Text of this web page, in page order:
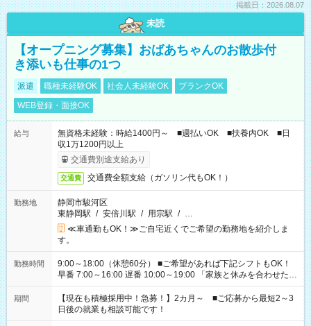
掲載日：2026.08.07
未読
【オープニング募集】おばあちゃんのお散歩付
き添いも仕事の1つ
派遣 職種未経験OK 社会人未経験OK
ブランクOK
WEB登録・面接OK
給与
無資格未経験：時給1400円～ ■週払いOK ■扶養内OK ■日
収1万1200円以上
交通費別途支給あり
交通費 交通費全額支給（ガソリン代もOK！）
勤務地
静岡市駿河区
東静岡駅 / 安倍川駅 / 用宗駅 / …
≪車通勤もOK！≫ご自宅近くでご希望の勤務地を紹介しま
す。
勤務時間
9:00～18:00（休憩60分） ■ご希望があれば下記シフトもOK！
早番 7:00～16:00 遅番 10:00～19:00 「家族と休みを合わせた
い」 「余裕を持って夕飯の準備がしたい」 「できれば残業はし
たくない」 など、ご希望を教えてくださいね。 ※Wワーク希望
の方へ 今ご覧のお仕事で希望する勤務時間と、もう1つのお仕事
の勤務時間。 合計で週40時間を超える場合は応募できません。
期間
【現在も積極採用中！急募！】2カ月～ ■ご応募から最短2～3
日後の就業も相談可能です！